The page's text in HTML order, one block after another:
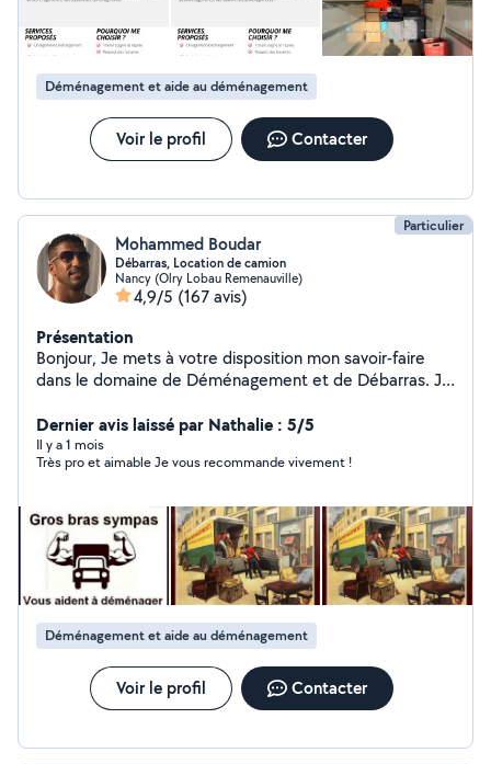
Déménagement et aide au déménagement
Voir le profil Contacter
Particulier
Mohammed Boudar
Débarras, Location de camion
Nancy (Olry Lobau Remenauville)
4,9/5 (167 avis)
Présentation
Bonjour, Je mets à votre disposition mon savoir-faire
dans le domaine de Déménagement et de Débarras. Je
contacter pour plus d'infos. Bien cordialement.
Dernier avis laissé par Nathalie : 5/5
Il y a 1 mois
Très pro et aimable Je vous recommande vivement !
Déménagement et aide au déménagement
Voir le profil Contacter